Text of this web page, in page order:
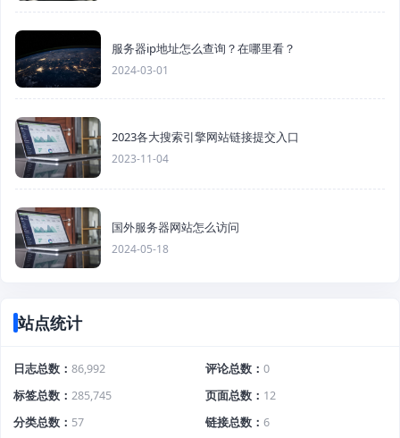
服务器ip地址怎么查询？在哪里看？
2024-03-01
2023各大搜索引擎网站链接提交入口
2023-11-04
国外服务器网站怎么访问
2024-05-18
站点统计
日志总数 86,992 评论总数
0
标签总数
285,745 页面总数
12
分类总数
57 链接总数
6